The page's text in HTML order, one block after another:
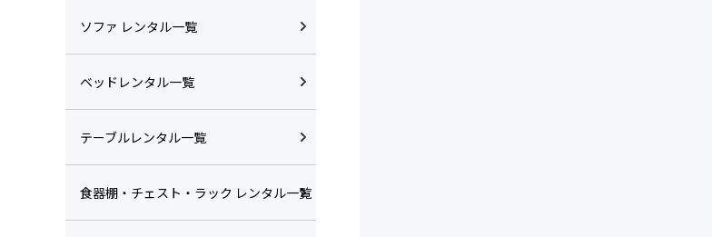
ソファ レンタル一覧
ベッドレンタル一覧
テーブルレンタル一覧
食器棚・チェスト・ラック レンタル一覧